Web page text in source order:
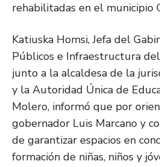
rehabilitadas en el municipio
Katiuska Homsi, Jefa del
Públicos e Infraestructura
junto a la alcaldesa de la
y la Autoridad Única de
Molero, informó que por
gobernador Luis Marcano y
de garantizar espacios en
formación de niñas, niños y